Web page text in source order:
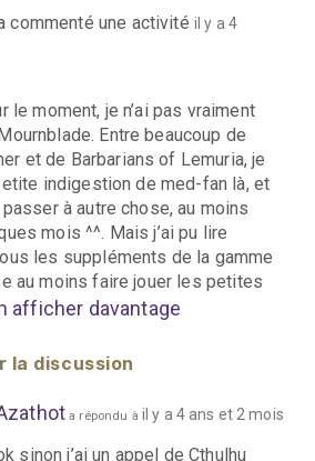
commenté une activité il y a 4
le moment, je n’ai pas vraiment
Entre beaucoup de
et de Barbarians of Lemuria, je
indigestion de med-fan là, et
passer à autre chose, au moins
mois ^^. Mais j’ai pu lire
les suppléments de la gamme
au moins faire jouer les petites
afficher davantage
la discussion
a répondu à il y a 4 ans et 2 mois
sinon j’ai un appel de Cthulhu